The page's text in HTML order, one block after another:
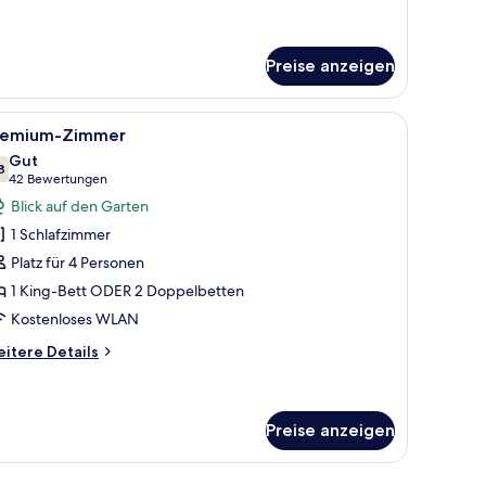
Preise anzeigen
und transparenten Vorhängen.Ein Hotelzimmer mit Bett, Schreibtisch,
5 Zimmer
von 10
Gut
42 Bewertungen
(42
Bewertungen)
Blick auf den Garten
1 Schlafzimmer
Platz für 4 Personen
1 King-Bett ODER 2 Doppelbetten
Kostenloses WLAN
Details
Preise anzeigen